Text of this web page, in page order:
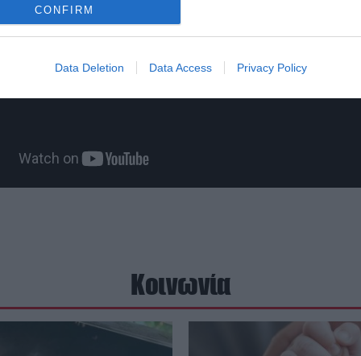
CONFIRM
Data Deletion Data Access Privacy Policy
Κοινωνία